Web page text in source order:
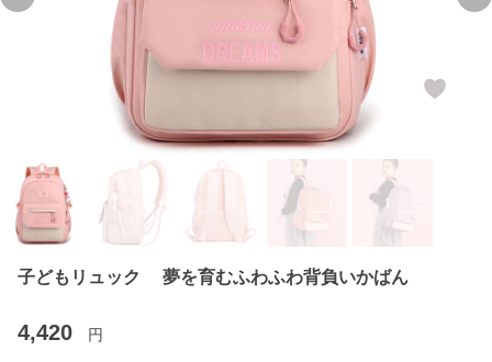
Previous slide
子どもリュック 夢を育むふわふわ背負いかばん
4,420 円